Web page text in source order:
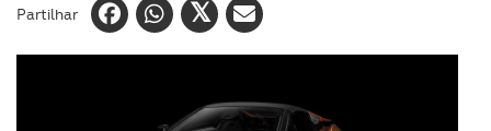
Partilhar